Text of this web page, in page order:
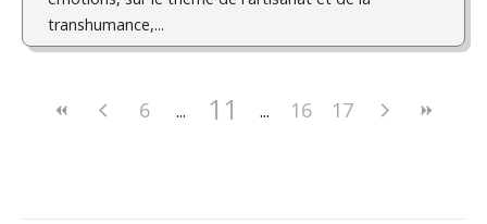
transhumance,...
6 11 16 17